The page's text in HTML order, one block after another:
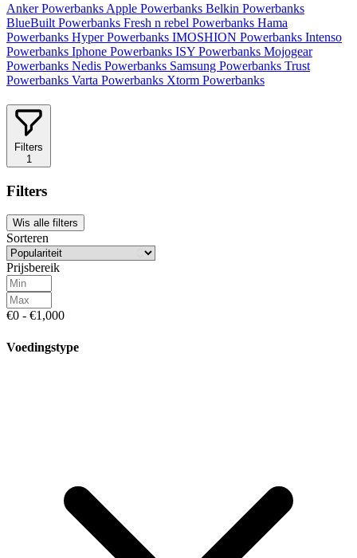
Anker Powerbanks Apple Powerbanks Belkin Powerbanks
BlueBuilt Powerbanks Fresh n rebel Powerbanks Hama
Powerbanks Hyper Powerbanks IMOSHION Powerbanks Intenso
Powerbanks Iphone Powerbanks ISY Powerbanks Mojogear
Powerbanks Nedis Powerbanks Samsung Powerbanks Trust
Powerbanks Varta Powerbanks Xtorm Powerbanks
Filters
1
Filters
Wis alle filters
Sorteren
Prijsbereik
€0 - €1,000
Voedingstype